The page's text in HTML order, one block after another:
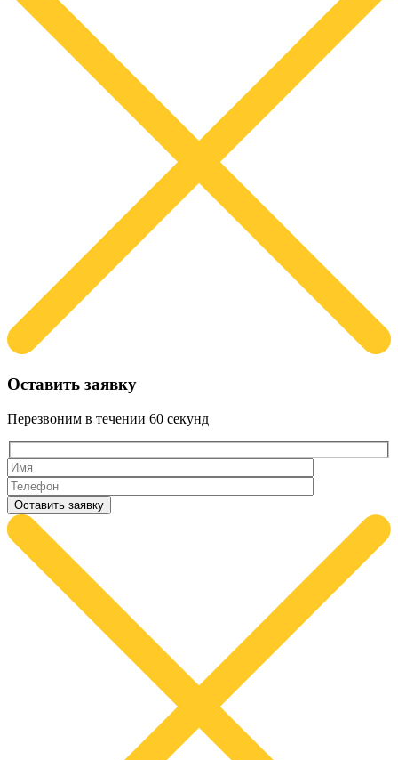
Оставить заявку
Перезвоним в течении 60 секунд